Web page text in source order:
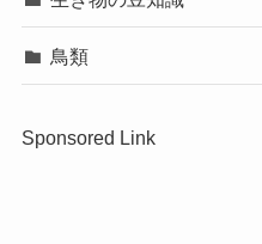
鳥類
Sponsored Link